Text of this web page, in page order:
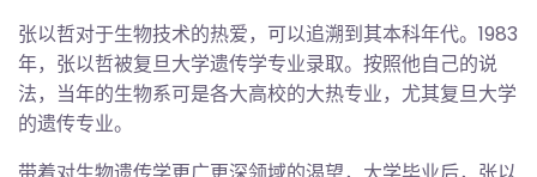
张以哲对于生物技术的热爱，可以追溯到其本科年代。1983
年，张以哲被复旦大学遗传学专业录取。按照他自己的说
法，当年的生物系可是各大高校的大热专业，尤其复旦大学
的遗传专业。